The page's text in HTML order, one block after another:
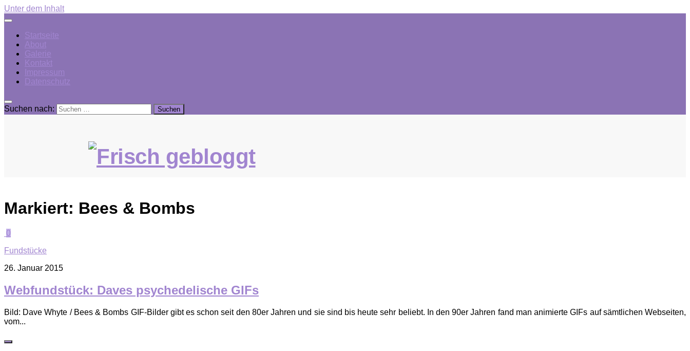
Unter dem Inhalt
Startseite
About
Galerie
Kontakt
Impressum
Datenschutz
Suchen nach:
Markiert: Bees & Bombs
0
Fundstücke
26. Januar 2015
Webfundstück: Daves psy­che­de­lische GIFs
Bild: Dave Whyte / Bees & Bombs GIF-Bilder gibt es schon seit den 80er Jahren und sie sind bis heute sehr beliebt. In den 90er Jahren fand man animierte GIFs auf sämtlichen Webseiten,
vom...